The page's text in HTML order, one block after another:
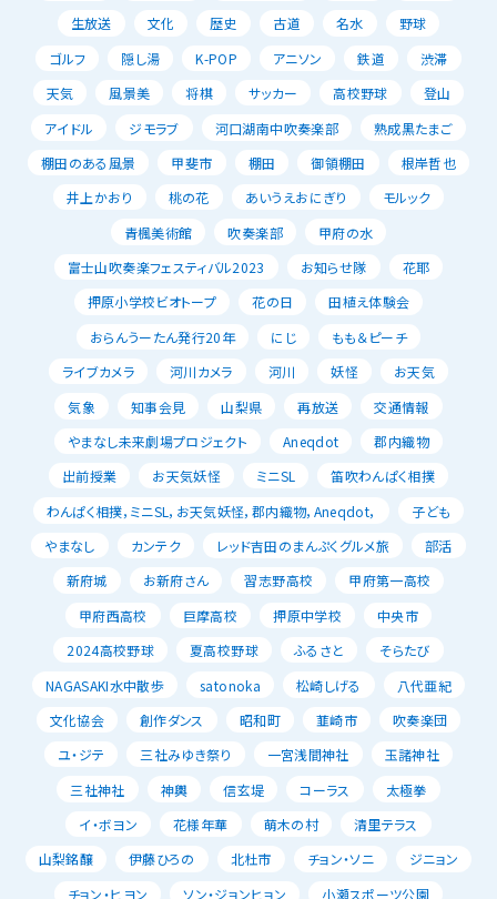
生放送
文化 歴史 古道 名水
野球
ゴルフ
隠し湯 K-POP アニソン 鉄道
渋滞
天気
風景美 将棋 サッカー 高校野球
登山
アイドル
ジモラブ 河口湖南中吹奏楽部
熟成黒たまご
棚田のある風景
甲斐市 棚田 御領棚田
根岸哲也
井上かおり
桃の花 あいうえおにぎり
モルック
青楓美術館
吹奏楽部
甲府の水
富士山吹奏楽フェスティバル2023
お知らせ隊
花耶
押原小学校ビオトープ
花の日
田植え体験会
おらんうーたん発行20年
にじ
もも＆ピーチ
ライブカメラ
河川カメラ 河川 妖怪
お天気
気象
知事会見 山梨県 再放送
交通情報
やまなし未来劇場プロジェクト
Aneqdot
郡内織物
出前授業
お天気妖怪 ミニSL
笛吹わんぱく相撲
わんぱく相撲，ミニSL，お天気妖怪，郡内織物，Aneqdot，
子ども
やまなし
カンテク レッド吉田のまんぷくグルメ旅
部活
新府城
お新府さん 習志野高校
甲府第一高校
甲府西高校
巨摩高校 押原中学校
中央市
2024高校野球
夏高校野球 ふるさと
そらたび
NAGASAKI水中散歩
satonoka 松崎しげる
八代亜紀
文化協会
創作ダンス 昭和町 韮崎市
吹奏楽団
ユ・ジテ
三社みゆき祭り 一宮浅間神社
玉諸神社
三社神社
神輿 信玄堤 コーラス
太極拳
イ・ボヨン
花様年華 萌木の村
清里テラス
山梨銘醸
伊藤ひろの 北杜市 チョン・ソニ
ジニョン
チョン・ヒヨン
ソン・ジョンヒョン 小瀬スポーツ公園